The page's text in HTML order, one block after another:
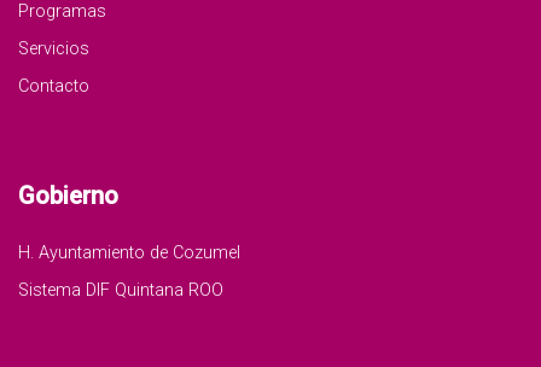
Programas
Servicios
Contacto
Gobierno
H. Ayuntamiento de Cozumel
Sistema DIF Quintana ROO